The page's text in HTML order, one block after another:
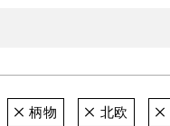
柄物 北欧